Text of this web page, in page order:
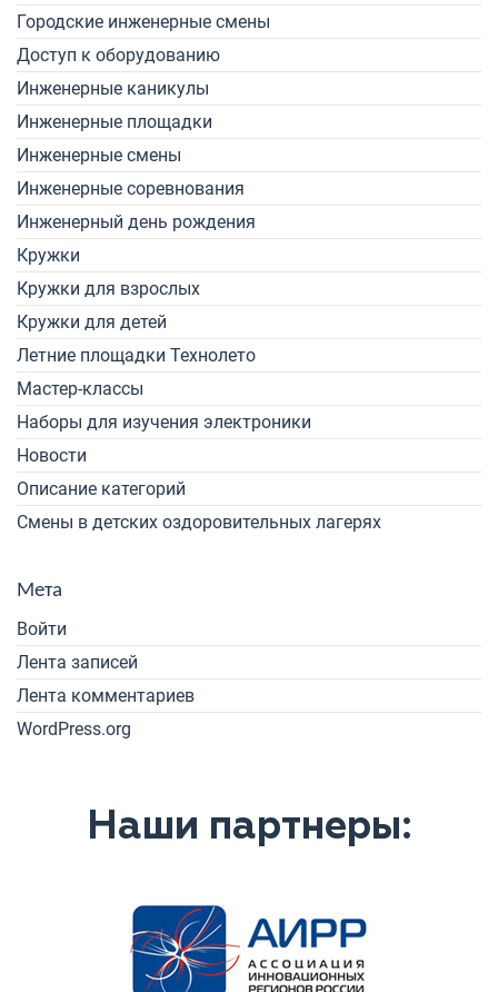
Городские инженерные смены
Доступ к оборудованию
Инженерные каникулы
Инженерные площадки
Инженерные смены
Инженерные соревнования
Инженерный день рождения
Кружки
Кружки для взрослых
Кружки для детей
Летние площадки Технолето
Мастер-классы
Наборы для изучения электроники
Новости
Описание категорий
Смены в детских оздоровительных лагерях
Мета
Войти
Лента записей
Лента комментариев
WordPress.org
Наши партнеры: